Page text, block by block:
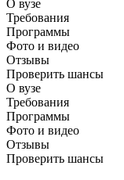
О вузе
Требования
Программы
Фото и видео
Отзывы
Проверить шансы
О вузе
Требования
Программы
Фото и видео
Отзывы
Проверить шансы